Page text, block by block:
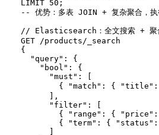
LIMIT 50;
// Elasticsearch：全文搜索 + 聚合
GET /products/_search
{
  "query": {
    "bool": {
      "must": [
{ "match": { "title":
      ],
      "filter": [
{ "range": {
{ "term": {